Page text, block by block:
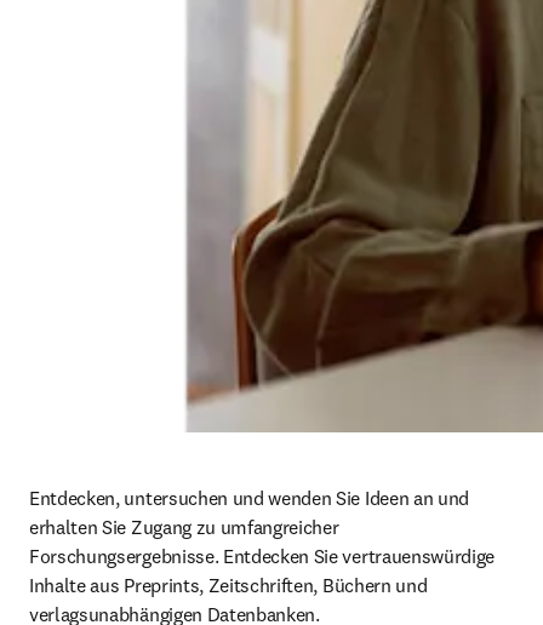
Entdecken, untersuchen und wenden Sie Ideen an und
erhalten Sie Zugang zu umfangreicher
Forschungsergebnisse. Entdecken Sie vertrauenswürdige
Inhalte aus Preprints, Zeitschriften, Büchern und
verlagsunabhängigen Datenbanken.